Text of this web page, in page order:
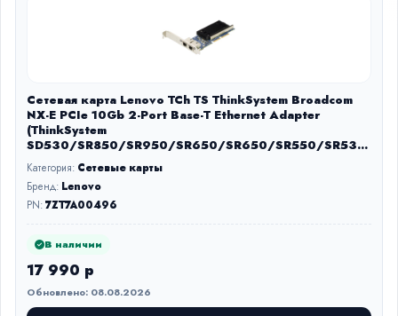
Сетевая карта Lenovo TCh TS ThinkSystem Broadcom
NX-E PCIe 10Gb 2-Port Base-T Ethernet Adapter
(ThinkSystem
SD530/SR850/SR950/SR650/SR650/SR550/SR530
/ST550/SR630)
Категория: Сетевые карты
Бренд: Lenovo
PN:7ZT7A00496
В наличии
17 990 р
Обновлено: 08.08.2026